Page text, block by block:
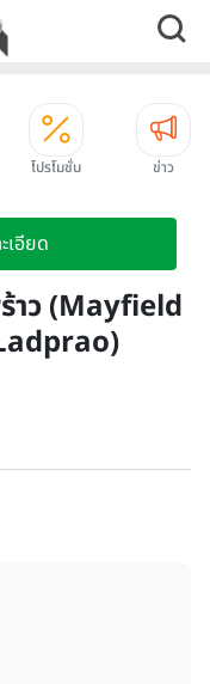
โปรโมชั่น ข่าว
เอียด
าว (Mayfield